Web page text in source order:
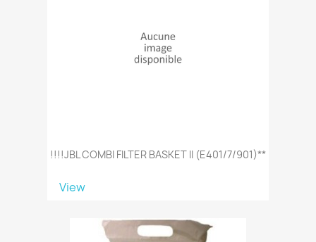
!!!!JBL COMBI FILTER BASKET II (e401/7/901)**
View